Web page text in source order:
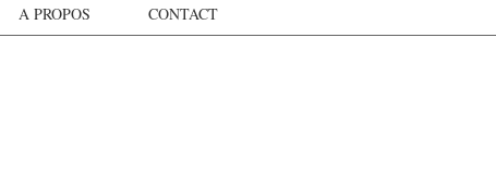
A PROPOS CONTACT